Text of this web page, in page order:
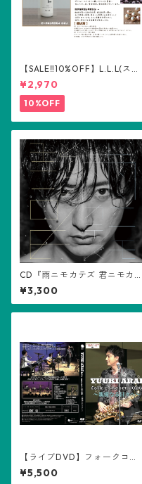
【SALE‼️10%OFF】L.L.L(スリ
ーエル) ヘアミルク100ml
¥2,970
10%OFF
CD『雨ニモカテズ 君ニモカテ
ズ』(荒井佑輝)
¥3,300
【ライブDVD】フォークコン
サート2025〜親愛なる日々へ
～
¥5,500